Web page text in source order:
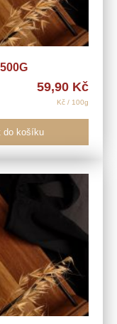
59,90 Kč
Kč / 100g
do košíku